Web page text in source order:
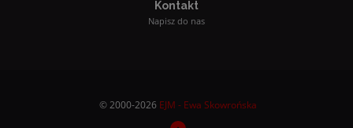
Kontakt
Napisz do nas
© 2000-2026 EJM - Ewa Skowrońska